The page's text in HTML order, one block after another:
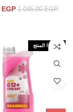
1.045,00EGP
EGP
نفذ هذا المنتج